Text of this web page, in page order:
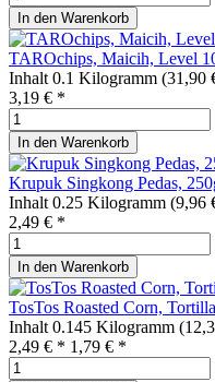
In den Warenkorb
TAROchips, Maicih, Level
Inhalt 0.1 Kilogramm (31,90
3,19 € *
In den Warenkorb
Krupuk Singkong Pedas,
Inhalt 0.25 Kilogramm (9,96
2,49 € *
In den Warenkorb
TosTos Roasted Corn,
Inhalt 0.145 Kilogramm
2,49 € * 1,79 € *